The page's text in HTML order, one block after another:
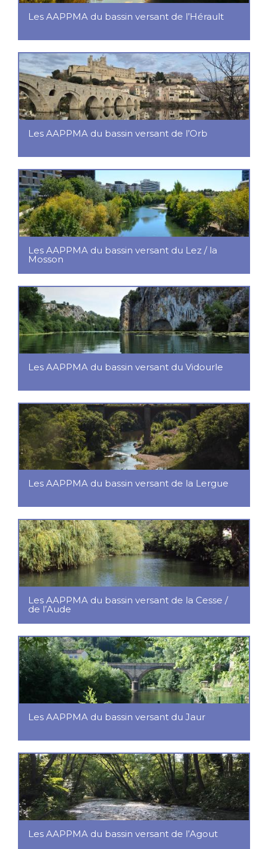
Les AAPPMA du bassin versant de l’Hérault
Les AAPPMA du bassin versant de l’Orb
Les AAPPMA du bassin versant du Lez / la
Mosson
Les AAPPMA du bassin versant du Vidourle
Les AAPPMA du bassin versant de la Lergue
Les AAPPMA du bassin versant de la Cesse /
de l’Aude
Les AAPPMA du bassin versant du Jaur
Les AAPPMA du bassin versant de l’Agout